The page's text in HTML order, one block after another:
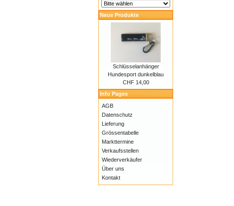
Neue Produkte
Schlüsselanhänger
Hundesport dunkelblau
CHF 14,00
Info Pages
AGB
Datenschutz
Lieferung
Grössentabelle
Markttermine
Verkaufsstellen
Wiederverkäufer
Über uns
Kontakt